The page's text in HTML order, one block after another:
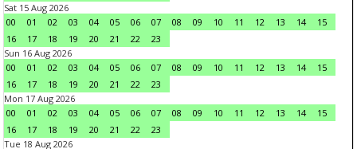
Sat 15 Aug 2026
00
01 02 03 04 05 06 07 08 09 10 11 12 13 14
15
16
17 18 19 20 21 22
23
Sun 16 Aug 2026
00
01 02 03 04 05 06 07 08 09 10 11 12 13 14
15
16
17 18 19 20 21 22
23
Mon 17 Aug 2026
00
01 02 03 04 05 06 07 08 09 10 11 12 13 14
15
16
17 18 19 20 21 22
23
Tue 18 Aug 2026